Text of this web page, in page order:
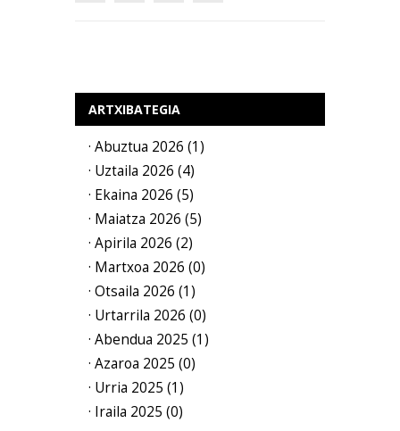
ARTXIBATEGIA
· Abuztua 2026 (1)
· Uztaila 2026 (4)
· Ekaina 2026 (5)
· Maiatza 2026 (5)
· Apirila 2026 (2)
· Martxoa 2026 (0)
· Otsaila 2026 (1)
· Urtarrila 2026 (0)
· Abendua 2025 (1)
· Azaroa 2025 (0)
· Urria 2025 (1)
· Iraila 2025 (0)